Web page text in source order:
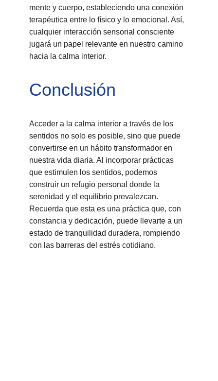
mente y cuerpo, estableciendo una conexión
terapéutica entre lo físico y lo emocional. Así,
cualquier interacción sensorial consciente
jugará un papel relevante en nuestro camino
hacia la calma interior.
Conclusión
Acceder a la calma interior a través de los
sentidos no solo es posible, sino que puede
convertirse en un hábito transformador en
nuestra vida diaria. Al incorporar prácticas
que estimulen los sentidos, podemos
construir un refugio personal donde la
serenidad y el equilibrio prevalezcan.
Recuerda que esta es una práctica que, con
constancia y dedicación, puede llevarte a un
estado de tranquilidad duradera, rompiendo
con las barreras del estrés cotidiano.